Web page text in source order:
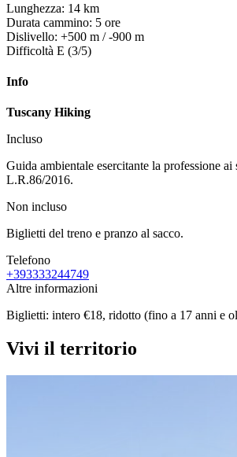
Lunghezza: 14 km
Durata cammino: 5 ore
Dislivello: +500 m / -900 m
Difficoltà E (3/5)
Info
Tuscany Hiking
Incluso
Guida ambientale esercitante la professione
L.R.86/2016.
Non incluso
Biglietti del treno e pranzo al sacco.
Telefono
+393333244749
Altre informazioni
Biglietti: intero €18, ridotto (fino a 17 anni e
Vivi il territorio